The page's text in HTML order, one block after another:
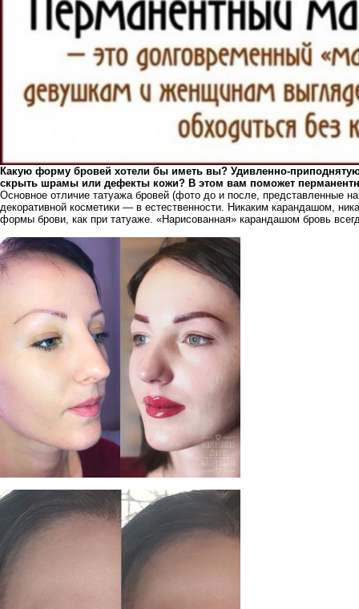
Какую форму бровей хотели бы иметь вы? Удивленно-
скрыть шрамы или дефекты кожи? В этом вам поможет
Основное отличие татуажа бровей (фото до и после, представленные
декоративной косметики — в естественности. Никаким карандашом,
формы брови, как при татуаже. «Нарисованная» карандашом бровь